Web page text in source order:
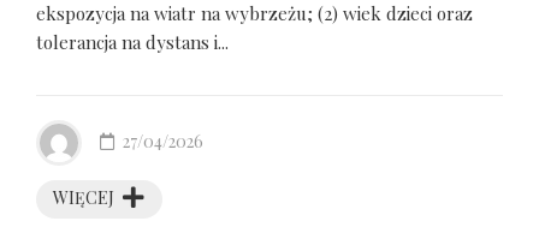
ekspozycja na wiatr na wybrzeżu; (2) wiek dzieci oraz
tolerancja na dystans i...
WIĘCEJ
27/04/2026